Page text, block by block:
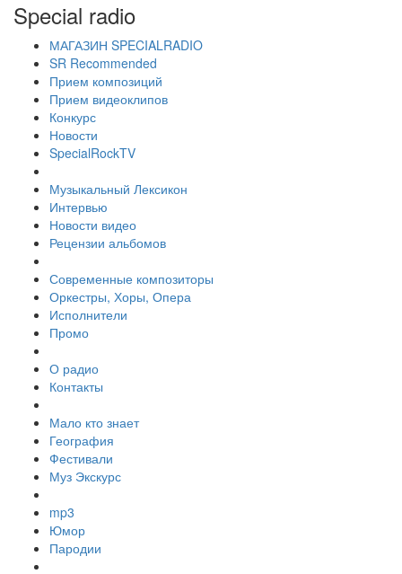
Special radio
МАГАЗИН SPECIALRADIO
SR Recommended
Прием композиций
Прием видеоклипов
Конкурс
Новости
SpecialRockTV
Музыкальный Лексикон
Интервью
Новости видео
Рецензии альбомов
Современные композиторы
Оркестры, Хоры, Опера
Исполнители
Промо
О радио
Контакты
Мало кто знает
География
Фестивали
Муз Экскурс
mp3
Юмор
Пародии